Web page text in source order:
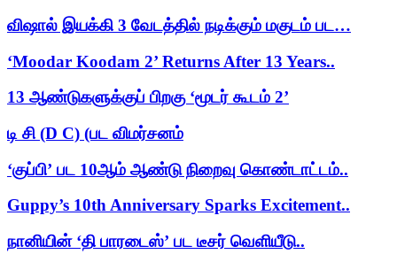
விஷால் இயக்கி 3 வேடத்தில் நடிக்கும் மகுடம் பட…
‘Moodar Koodam 2’ Returns After 13 Years..
13 ஆண்டுகளுக்குப் பிறகு ‘மூடர் கூடம் 2’
டி சி (D C) (பட விமர்சனம்
‘குப்பி’ பட 10ஆம் ஆண்டு நிறைவு கொண்டாட்டம்..
Guppy’s 10th Anniversary Sparks Excitement..
நானியின் ‘தி பாரடைஸ்’ பட டீசர் வெளியீடு..